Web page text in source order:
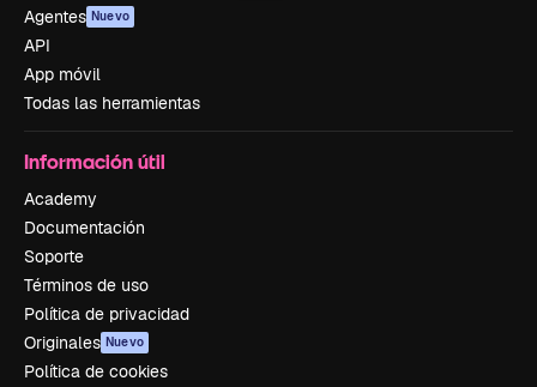
Agentes Nuevo
API
App móvil
Todas las herramientas
Información útil
Academy
Documentación
Soporte
Términos de uso
Política de privacidad
Originales Nuevo
Política de cookies